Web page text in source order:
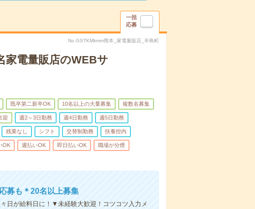
一括
応募
No.GSTKMkmm熊本_家電量販店_辛島町
家電量販店のWEBサ
既卒第二新卒OK 10名以上の大量募集 複数名募集
迎 週2～3日勤務 週4日勤務 週5日勤務
残業なし シフト 交替制勤務 扶養控内
OK 週払いOK 即日払いOK 職場が分煙
募も＊20名以上募集
日が給料日に！▼未経験大歓迎！コツコツ入力メ